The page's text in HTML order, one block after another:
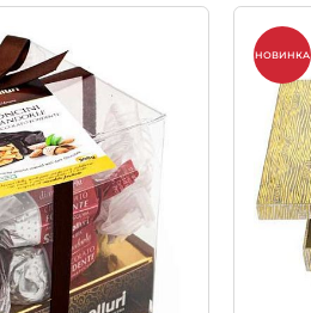
НОВИНКА